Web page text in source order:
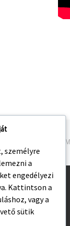
között
GYŐZELEM
személyre
a
engedélyezi
Kattintson a
vagy a
sütik